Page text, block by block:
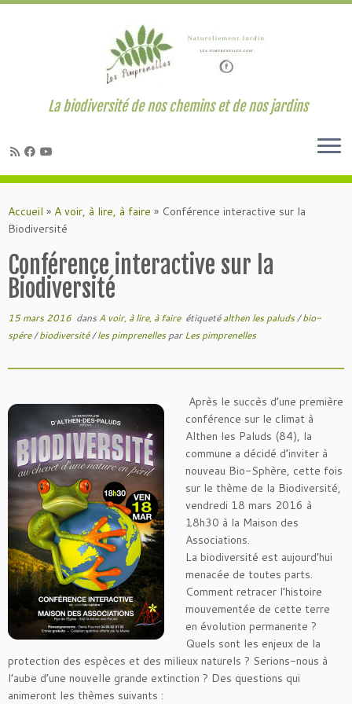
au
contenu
La biodiversité de nos chemins et de nos jardins
Accueil » A voir, à lire, à faire » Conférence interactive sur la
Biodiversité
Conférence interactive sur la
Biodiversité
15 mars 2016 dans A voir, à lire, à faire étiquetéalthen les paluds/bio-
spére/biodiversité/les pimprenellesparLes pimprenelles
Après le succès d’une première
conférence sur le climat à
Althen les Paluds (84), la
commune a décidé d’inviter à
nouveau Bio-Sphère, cette fois
sur le thème de la Biodiversité,
vendredi 18 mars 2016 à
18h30 à la Maison des
Associations.
La biodiversité est aujourd’hui
menacée de toutes parts.
Comment retracer l’histoire
mouvementée de cette terre
en évolution permanente ?
Quels sont les enjeux de la
protection des espèces et des milieux naturels ? Serions-nous à
l’aube d’une nouvelle grande extinction ? Des questions qui
animeront les thèmes suivants :